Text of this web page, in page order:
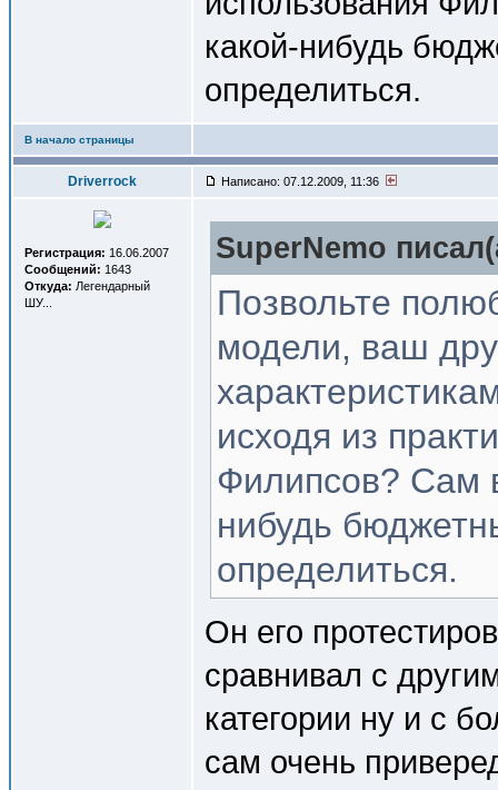
какой-нибудь
определиться.
В начало страницы
Driverrock Написано: 07.12.2009, 11:36
Регистрация: 16.06.2007
Сообщений: 1643
Откуда: Легендарный
ШУ...
SuperNemo
Позвольте
модели, ваш
исходя из
Филипсов? Сам
нибудь
определиться.
Он его
сравнивал с
категории ну и с
сам очень